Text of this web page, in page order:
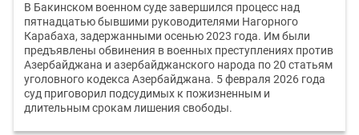
В Бакинском военном суде завершился процесс над
пятнадцатью бывшими руководителями Нагорного
Карабаха, задержанными осенью 2023 года. Им были
предъявлены обвинения в военных преступлениях против
Азербайджана и азербайджанского народа по 20 статьям
уголовного кодекса Азербайджана. 5 февраля 2026 года
суд приговорил подсудимых к пожизненным и
длительным срокам лишения свободы.